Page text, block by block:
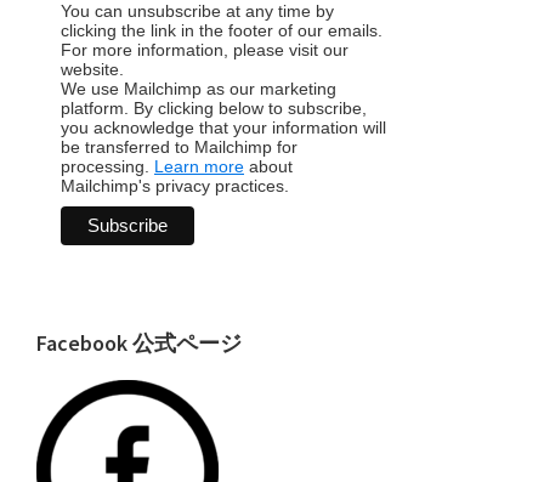
You can unsubscribe at any time by
clicking the link in the footer of our emails.
For more information, please visit our
website.
We use Mailchimp as our marketing
platform. By clicking below to subscribe,
you acknowledge that your information will
be transferred to Mailchimp for
processing. Learn more about
Mailchimp's privacy practices.
Facebook 公式ページ